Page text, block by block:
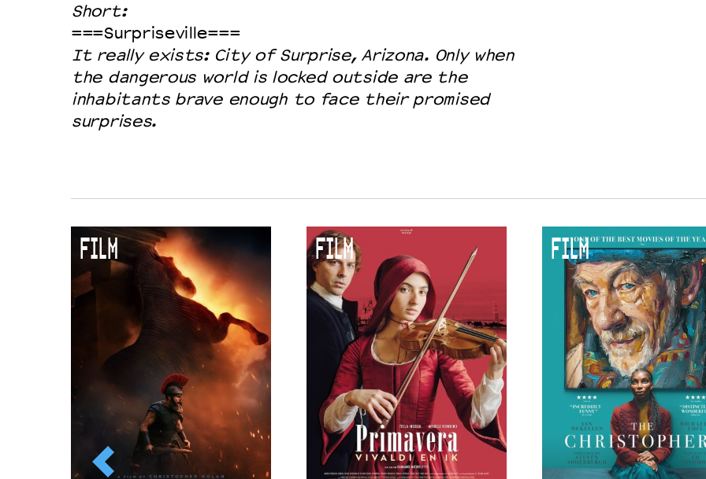
Short:
===Surpriseville===
It really exists: City of Surprise, Arizona. Only when
the dangerous world is locked outside are the
inhabitants brave enough to face their promised
surprises.
FILM FILM FILM